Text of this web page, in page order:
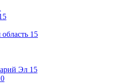
область 15
Эл 15